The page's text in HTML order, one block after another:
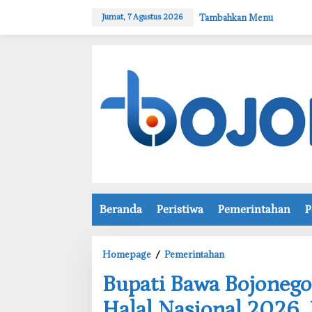
w
Jumat, 7 Agustus 2026 Tambahkan Menu
Beranda Peristiwa Pemerintahan
Homepage / Pemerintahan
‎Bupati Bawa